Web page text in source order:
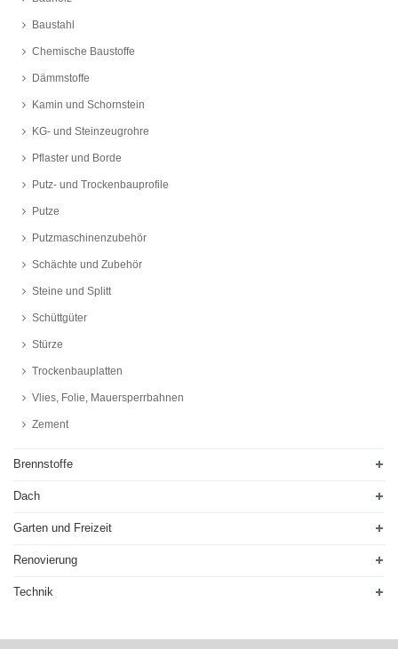
Baustahl
Chemische Baustoffe
Dämmstoffe
Kamin und Schornstein
KG- und Steinzeugrohre
Pflaster und Borde
Putz- und Trockenbauprofile
Putze
Putzmaschinenzubehör
Schächte und Zubehör
Steine und Splitt
Schüttgüter
Stürze
Trockenbauplatten
Vlies, Folie, Mauersperrbahnen
Zement
Brennstoffe
Dach
Garten und Freizeit
Renovierung
Technik